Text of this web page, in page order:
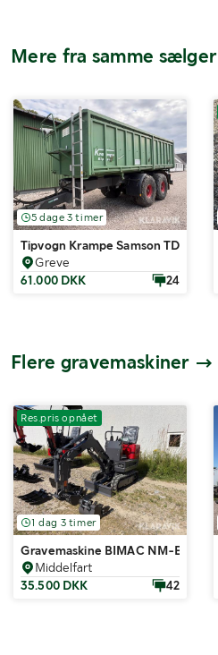
Mere fra samme sælger
5 dage 3 timer
Tipvogn Krampe Samson TDK 21
Greve
61.000 DKK
24
Flere gravemaskiner
Res.pris opnået
1 dag 3 timer
Gravemaskine BIMAC NM-E06
Middelfart
35.500 DKK
42